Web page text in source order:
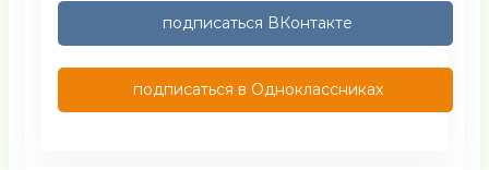
подписаться ВКонтакте
подписаться в Одноклассниках